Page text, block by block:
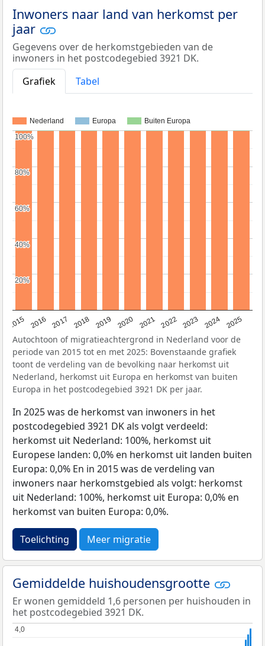
Inwoners naar land van herkomst per
jaar
Gegevens over de herkomstgebieden van de
inwoners in het postcodegebied 3921 DK.
Grafiek
Tabel
Nederland Europa Buiten Europa
2015 2016 2017 2018 2019 2020 2021 2022 2023 2024 2025
20%
20%
40%
40%
60%
60%
80%
80%
100%
100%
Autochtoon of migratieachtergrond in Nederland voor de
periode van 2015 tot en met 2025: Bovenstaande grafiek
toont de verdeling van de bevolking naar herkomst uit
Nederland, herkomst uit Europa en herkomst van buiten
Europa in het postcodegebied 3921 DK per jaar.
In 2025 was de herkomst van inwoners in het
postcodegebied 3921 DK als volgt verdeeld:
herkomst uit Nederland: 100%, herkomst uit
Europese landen: 0,0% en herkomst uit landen buiten
Europa: 0,0% En in 2015 was de verdeling van
inwoners naar herkomstgebied als volgt: herkomst
uit Nederland: 100%, herkomst uit Europa: 0,0% en
herkomst van buiten Europa: 0,0%.
Toelichting Meer migratie
Gemiddelde huishoudensgrootte
Er wonen gemiddeld 1,6 personen per huishouden in
het postcodegebied 3921 DK.
4,0
4,0